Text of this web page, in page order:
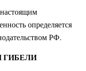
определяется
РФ.
ГИБЕЛИ